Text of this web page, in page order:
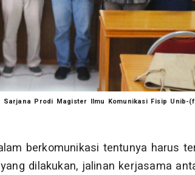
Prodi Magister Ilmu Komunikasi Fisip Unib-
berkomunikasi tentunya harus
dilakukan, jalinan kerjasama